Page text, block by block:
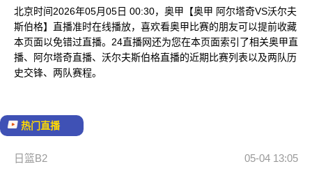
北京时间2026年05月05日 00:30，奥甲【奥甲 阿尔塔奇VS沃尔夫
斯伯格】直播准时在线播放，喜欢看奥甲比赛的朋友可以提前收藏
本页面以免错过直播。24直播网还为您在本页面索引了相关奥甲直
播、阿尔塔奇直播、沃尔夫斯伯格直播的近期比赛列表以及两队历
史交锋、两队赛程。
热门直播
日篮B2 05-04 13:05